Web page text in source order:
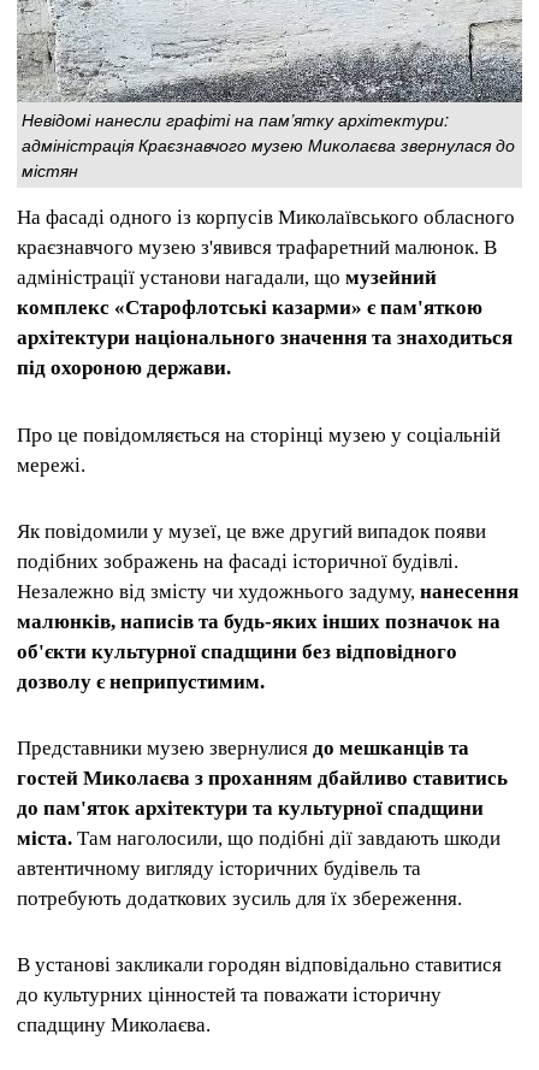
Невідомі нанесли графіті на пам’ятку архітектури:
адміністрація Краєзнавчого музею Миколаєва звернулася до
містян
На фасаді одного із корпусів Миколаївського обласного
краєзнавчого музею з'явився трафаретний малюнок. В
адміністрації установи нагадали, що музейний
комплекс «Старофлотські казарми» є пам'яткою
архітектури національного значення та знаходиться
під охороною держави.
Про це повідомляється на сторінці музею у соціальній
мережі.
Як повідомили у музеї, це вже другий випадок появи
подібних зображень на фасаді історичної будівлі.
Незалежно від змісту чи художнього задуму, нанесення
малюнків, написів та будь-яких інших позначок на
об'єкти культурної спадщини без відповідного
дозволу є неприпустимим.
Представники музею звернулися до мешканців та
гостей Миколаєва з проханням дбайливо ставитись
до пам'яток архітектури та культурної спадщини
міста. Там наголосили, що подібні дії завдають шкоди
автентичному вигляду історичних будівель та
потребують додаткових зусиль для їх збереження.
В установі закликали городян відповідально ставитися
до культурних цінностей та поважати історичну
спадщину Миколаєва.